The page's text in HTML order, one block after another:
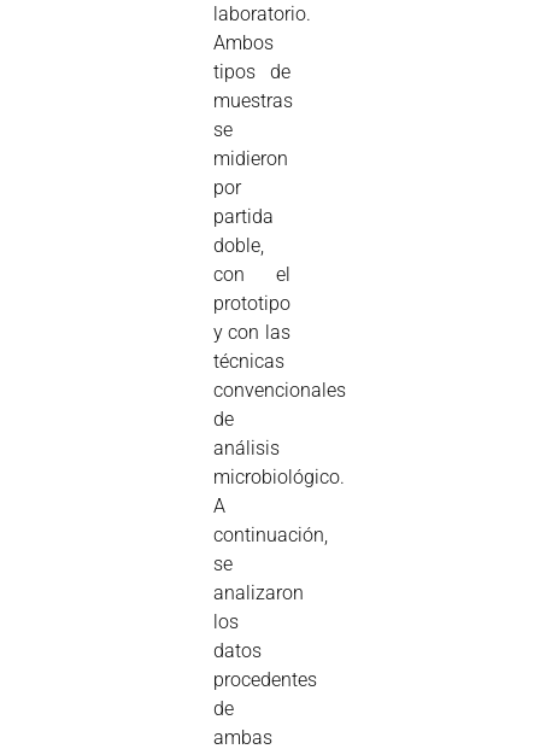
laboratorio.
Ambos
tipos de
muestras
se
midieron
por
partida
doble,
con el
prototipo
y con las
técnicas
convencionales
de
análisis
microbiológico.
A
continuación,
se
analizaron
los
datos
procedentes
de
ambas